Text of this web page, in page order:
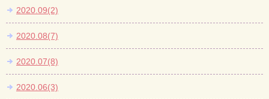
2020.09(2)
2020.08(7)
2020.07(8)
2020.06(3)